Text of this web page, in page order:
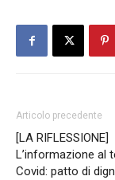
Articolo precedente
[LA RIFLESSIONE]
L’informazione al
Covid: patto di